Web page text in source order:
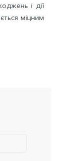
і дії
міцним